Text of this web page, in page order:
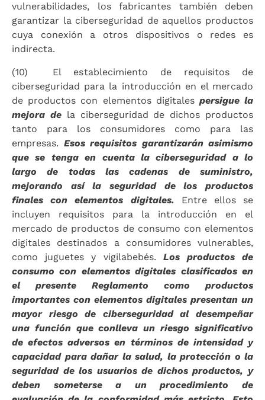
vulnerabilidades, los fabricantes también deben
garantizar la ciberseguridad de aquellos productos
cuya conexión a otros dispositivos o redes es
indirecta.
(10) El establecimiento de requisitos de
ciberseguridad para la introducción en el mercado
de productos con elementos digitales persigue la
mejora dela ciberseguridad de dichos productos
tanto para los consumidores como para las
empresas. Esos requisitos garantizarán asimismo
que se tenga en cuenta la ciberseguridad a lo
largo de todas las cadenas de suministro,
mejorando así la seguridad de los productos
finales con elementos digitales. Entre ellos se
incluyen requisitos para la introducción en el
mercado de productos de consumo con elementos
digitales destinados a consumidores vulnerables,
como juguetes y vigilabebés. Los productos de
consumo con elementos digitales clasificados en
el presente Reglamento como productos
importantes con elementos digitales presentan un
mayor riesgo de ciberseguridad al desempeñar
una función que conlleva un riesgo significativo
de efectos adversos en términos de intensidad y
capacidad para dañar la salud, la protección o la
seguridad de los usuarios de dichos productos, y
deben someterse a un procedimiento de